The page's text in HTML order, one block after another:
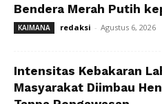
Bendera Merah Putih
KAIMANA redaksi - Agustus 6, 2026
Intensitas Kebakaran
Masyarakat Diimbau